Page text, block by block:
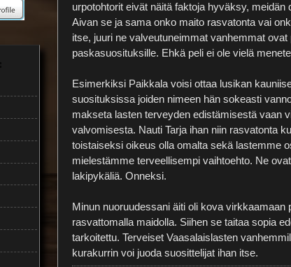
urpotohtorit eivät näitä faktoja hyväksy, meidän
Aivan se ja sama onko maito rasvatonta vai
itse, juuri ne valveutuneimmat vanhemmat ovat
paskasuosituksille. Ehkä peli ei ole vielä
Esimerkiksi Paikkala voisi ottaa lusikan
suosituksissa joiden nimeen hän sokeasti
makseta lasten terveyden edistämisestä vaan
valvomisesta. Nauti Tarja ihan niin rasvatonta
toistaiseksi oikeus olla omalta sekä lastemme
mielestämme terveellisempi vaihtoehto. Ne
lakipykäliä. Onneksi.
Minun nuoruudessani äiti oli kova virkkaamaan
rasvattomalla maidolla. Siihen se taitaa sopia
tarkoitettu. Terveiset Vaasalaislasten
kurakurrin voi juoda suosittelijat ihan itse.